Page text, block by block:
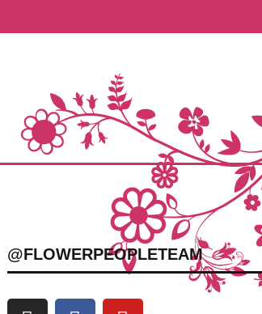
@FLOWERPEOPLETEAM